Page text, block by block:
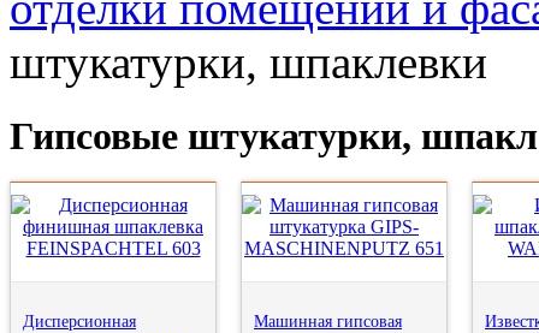
штукатурки, шпаклевки
Гипсовые штукатурки,
Дисперсионная
Машинная гипсовая